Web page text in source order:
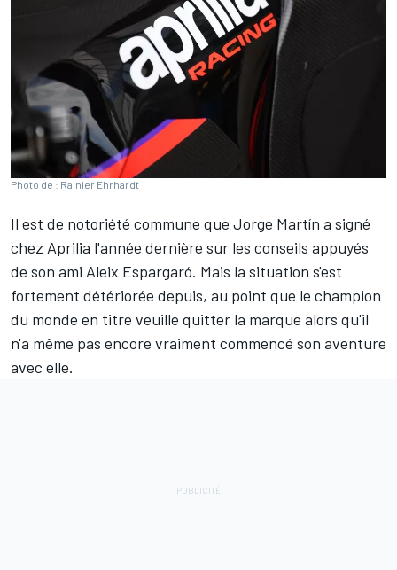
Photo de : Rainier Ehrhardt
Il est de notoriété commune que Jorge Martín a signé
chez Aprilia l'année dernière sur les conseils appuyés
de son ami Aleix Espargaró. Mais la situation s'est
fortement détériorée depuis, au point que le champion
du monde en titre veuille quitter la marque alors qu'il
n'a même pas encore vraiment commencé son aventure
avec elle.